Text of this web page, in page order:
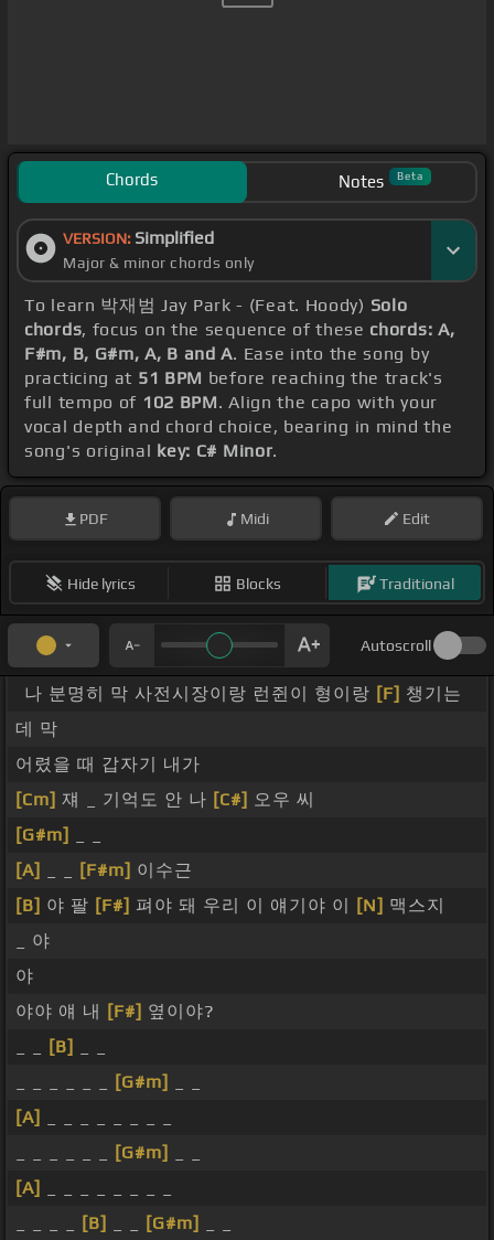
Chords Notes Beta
VERSION: Simplified
Major & minor chords only
To learn 박재범 Jay Park - (Feat. Hoody) Solo
chords, focus on the sequence of these chords: A,
F#m, B, G#m, A, B and A. Ease into the song by
practicing at 51 BPM before reaching the track's
full tempo of 102 BPM. Align the capo with your
vocal depth and chord choice, bearing in mind the
song's original key: C# Minor.
PDF Midi Edit
Hide lyrics Blocks Traditional
Autoscroll
나 분명히 막 사전시장이랑 런쥔이 형이랑 [F] 챙기는
데 막
어렸을 때 갑자기 내가
[Cm] 쟤 _ 기억도 안 나 [C#] 오우 씨
[G#m]
[A]
[F#m] 이수근
[B] 야 팔 [F#] 펴야 돼 우리 이 얘기야 이 [N] 맥스지
_ 야
야
야야 얘 내
[F#] 옆이야?
[B]
[G#m]
[A]
[G#m]
[A]
[B] [G#m]